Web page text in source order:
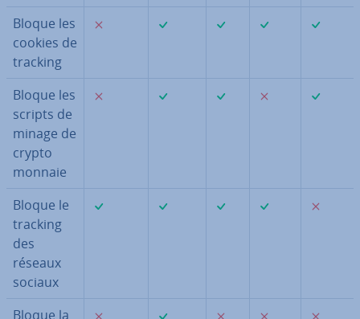
Bloque les
cookies de
tracking
Bloque les
scripts de
minage de
crypto
monnaie
Bloque le
tracking
des
réseaux
sociaux
Bloque la